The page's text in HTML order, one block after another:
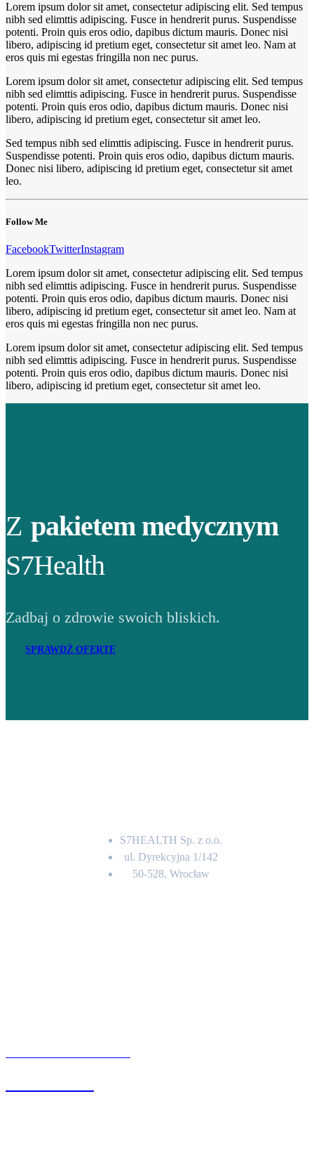
Lorem ipsum dolor sit amet, consectetur adipiscing elit. Sed tempus
nibh sed elimttis adipiscing. Fusce in hendrerit purus. Suspendisse
potenti. Proin quis eros odio, dapibus dictum mauris. Donec nisi
libero, adipiscing id pretium eget, consectetur sit amet leo. Nam at
eros quis mi egestas fringilla non nec purus.
Lorem ipsum dolor sit amet, consectetur adipiscing elit. Sed tempus
nibh sed elimttis adipiscing. Fusce in hendrerit purus. Suspendisse
potenti. Proin quis eros odio, dapibus dictum mauris. Donec nisi
libero, adipiscing id pretium eget, consectetur sit amet leo.
Sed tempus nibh sed elimttis adipiscing. Fusce in hendrerit purus.
Suspendisse potenti. Proin quis eros odio, dapibus dictum mauris.
Donec nisi libero, adipiscing id pretium eget, consectetur sit amet
leo.
Follow Me
FacebookTwitterInstagram
Lorem ipsum dolor sit amet, consectetur adipiscing elit. Sed tempus
nibh sed elimttis adipiscing. Fusce in hendrerit purus. Suspendisse
potenti. Proin quis eros odio, dapibus dictum mauris. Donec nisi
libero, adipiscing id pretium eget, consectetur sit amet leo. Nam at
eros quis mi egestas fringilla non nec purus.
Lorem ipsum dolor sit amet, consectetur adipiscing elit. Sed tempus
nibh sed elimttis adipiscing. Fusce in hendrerit purus. Suspendisse
potenti. Proin quis eros odio, dapibus dictum mauris. Donec nisi
libero, adipiscing id pretium eget, consectetur sit amet leo.
Z pakietem medycznym
S7Health
Zadbaj o zdrowie swoich bliskich.
SPRAWDŹ OFERTĘ
S7HEALTH Sp. z o.o.
ul. Dyrekcyjna 1/142
50-528, Wrocław